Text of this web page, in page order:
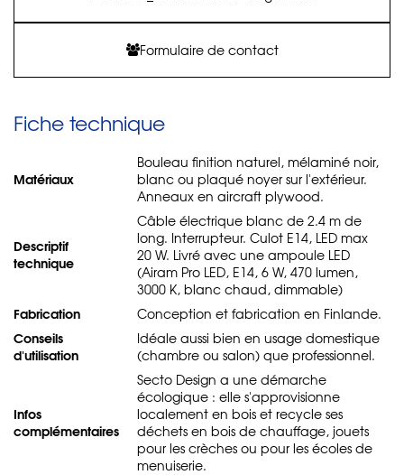
Formulaire de contact
Fiche technique
Matériaux
Bouleau finition naturel, mélaminé noir,
blanc ou plaqué noyer sur l'extérieur.
Anneaux en aircraft plywood.
Descriptif
technique
Câble électrique blanc de 2.4 m de
long. Interrupteur. Culot E14, LED max
20 W. Livré avec une ampoule LED
(Airam Pro LED, E14, 6 W, 470 lumen,
3000 K, blanc chaud, dimmable)
Fabrication Conception et fabrication en Finlande.
Conseils
d'utilisation
Idéale aussi bien en usage domestique
(chambre ou salon) que professionnel.
Infos
complémentaires
Secto Design a une démarche
écologique : elle s'approvisionne
localement en bois et recycle ses
déchets en bois de chauffage, jouets
pour les crèches ou pour les écoles de
menuiserie.